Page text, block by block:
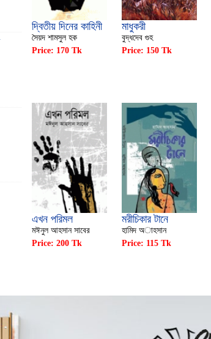
দ্বিতীয় দিনের কাহিনী
সৈয়দ শামসুল হক
Price: 170 Tk
মাধুকরী
বুদ্ধদেব গুহ
Price: 150 Tk
এখন পরিমল
মঈনুল আহসান সাবের
Price: 200 Tk
মরীচিকার টানে
হামিদ অাহসান
Price: 115 Tk